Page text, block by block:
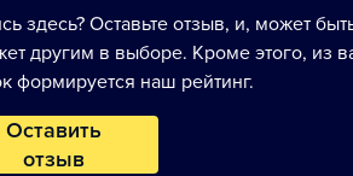
здесь? Оставьте отзыв, и, может
другим в выборе. Кроме этого, из
формируется наш рейтинг.
Оставить
отзыв